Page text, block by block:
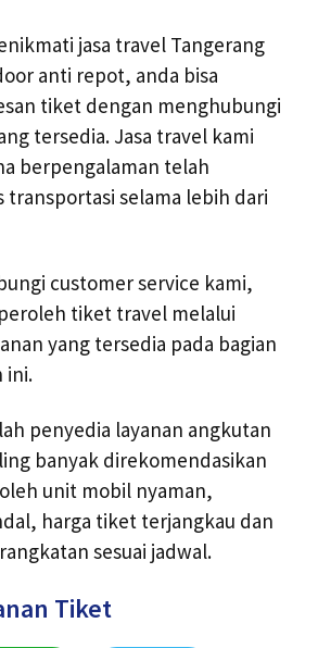
jasa travel Tangerang
anti repot, anda bisa
tiket dengan menghubungi
tersedia. Jasa travel kami
berpengalaman telah
transportasi selama lebih dari
customer service kami,
tiket travel melalui
yang tersedia pada bagian
ini.
penyedia layanan angkutan
banyak direkomendasikan
unit mobil nyaman,
harga tiket terjangkau dan
sesuai jadwal.
Tiket